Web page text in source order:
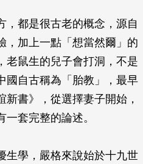
，都是很古老的概念，源自
，加上一點「想當然爾」的
鼠生的兒子會打洞，不是
國自古稱為「胎教」，最早
書》，從選擇妻子開始，
套完整的論述。
生學，嚴格來說始於十九世